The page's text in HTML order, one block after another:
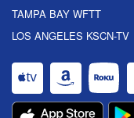
TAMPA BAY WFTT
LOS ANGELES KSCN-TV